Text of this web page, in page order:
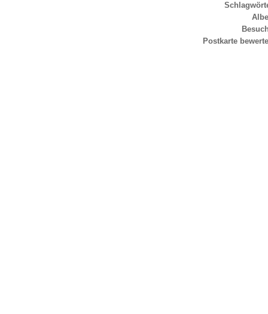
Postkarte